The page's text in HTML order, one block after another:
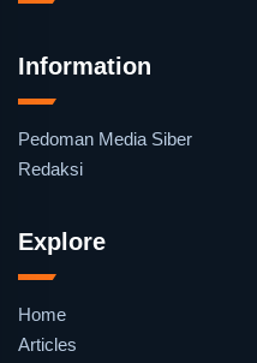
Information
Pedoman Media Siber
Redaksi
Explore
Home
Articles